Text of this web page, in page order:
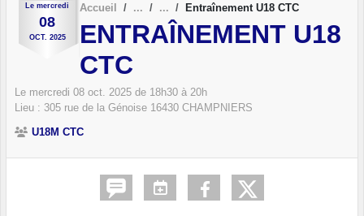
Le mercredi
08
OCT. 2025
Accueil Entraînement U18 CTC
ENTRAÎNEMENT U18
CTC
Le mercredi 08 oct. 2025 de 18h30 à 20h
Lieu : 305 rue de la Génoise 16430 CHAMPNIERS
U18M CTC